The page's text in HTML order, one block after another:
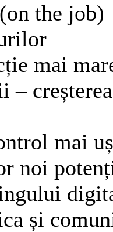
the job)
mai
–
mai
noi
și